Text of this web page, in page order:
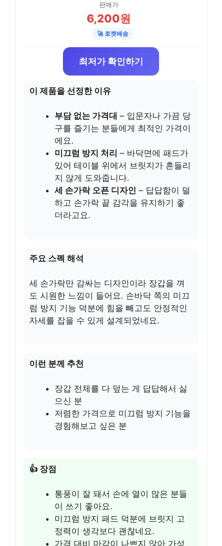
판매가
6,200원
🚀 로켓배송
최저가 확인하기
이 제품을 선정한 이유
부담 없는 가격대 – 입문자나 가끔 당
구를 즐기는 분들에게 최적인 가격이
에요.
미끄럼 방지 처리 – 바닥면에 패드가
있어 테이블 위에서 브릿지가 흔들리
지 않게 도와줍니다.
세 손가락 오픈 디자인 – 답답함이 덜
하고 손가락 끝 감각을 유지하기 좋
더라고요.
주요 스펙 해석
세 손가락만 감싸는 디자인이라 장갑을 껴
도 시원한 느낌이 들어요. 손바닥 쪽의 미끄
럼 방지 기능 덕분에 힘을 빼고도 안정적인
자세를 잡을 수 있게 설계되었네요.
이런 분께 추천
장갑 전체를 다 덮는 게 답답해서 싫
으신 분
저렴한 가격으로 미끄럼 방지 기능을
경험해보고 싶은 분
👍 장점
통풍이 잘 돼서 손에 열이 많은 분들
이 쓰기 좋아요.
미끄럼 방지 패드 덕분에 브릿지 고
정력이 생각보다 괜찮네요.
가격 대비 마감이 나쁘지 않아 가성